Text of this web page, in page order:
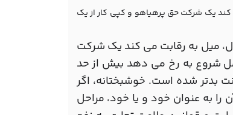
یک شرکت حق پرهیاهو و کپی کار از یک
میل به رقابت می کند یک شرکت
شروع به رخ می دهد بیش از حد
بدتر شده است. خوشبختانه، اگر
به عنوان خود و یا خود، مراحل